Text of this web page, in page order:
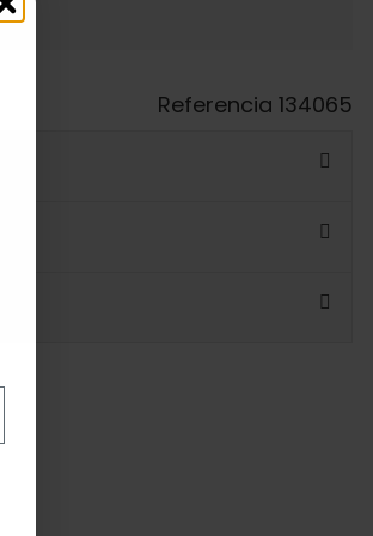
Referencia 134065